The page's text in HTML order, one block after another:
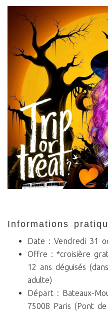
informations
Date : Vendredi 31
Offre : *croisière
12 ans déguisés
adulte)
Départ : Bateaux-
75008 Paris (Pont de